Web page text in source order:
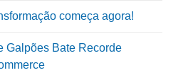
começa agora!
Galpões Bate Recorde